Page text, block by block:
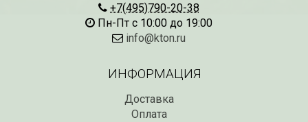
+7(495)790-20-38
Пн-Пт с 10:00 до 19:00
info@kton.ru
ИНФОРМАЦИЯ
Доставка
Оплата